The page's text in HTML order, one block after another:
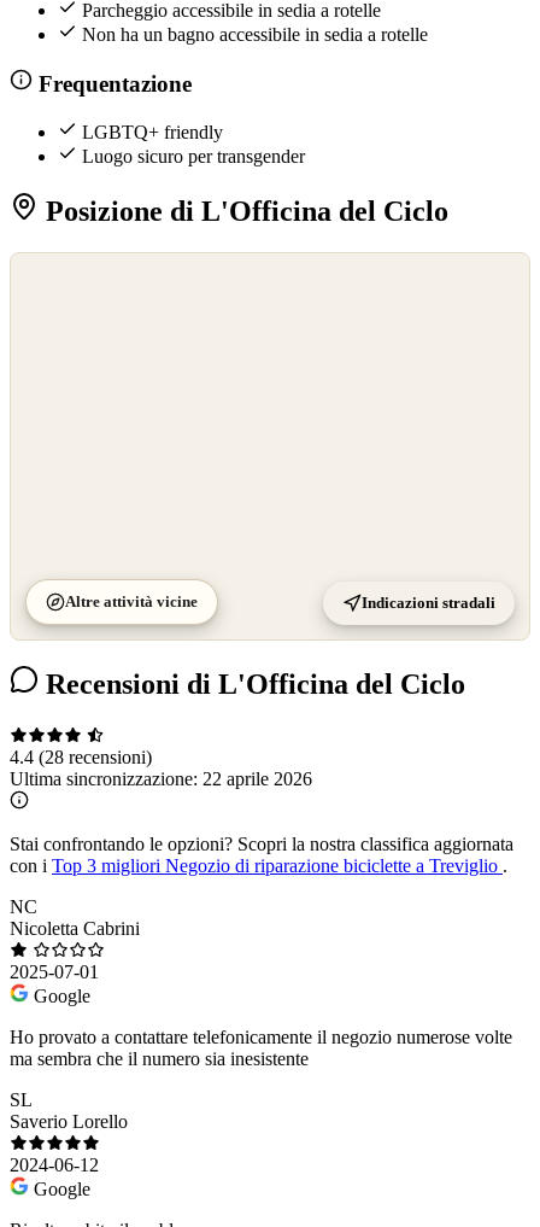
Parcheggio accessibile in sedia a rotelle
Non ha un bagno accessibile in sedia a rotelle
Frequentazione
LGBTQ+ friendly
Luogo sicuro per transgender
Posizione di L'Officina del Ciclo
Altre attività vicine Indicazioni stradali
Recensioni di L'Officina del Ciclo
4.4 (28 recensioni)
Ultima sincronizzazione: 22 aprile 2026
Stai confrontando le opzioni? Scopri la nostra classifica aggiornata
con i Top 3 migliori Negozio di riparazione biciclette a Treviglio .
NC
Nicoletta Cabrini
2025-07-01
Google
Ho provato a contattare telefonicamente il negozio numerose volte
ma sembra che il numero sia inesistente
SL
Saverio Lorello
2024-06-12
Google